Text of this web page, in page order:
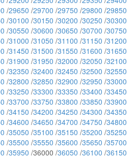
/29650 /29700 /29750 /29800 /29850
/30100 /30150 /30200 /30250 /30300
/30550 /30600 /30650 /30700 /30750
/31000 /31050 /31100 /31150 /31200
/31450 /31500 /31550 /31600 /31650
/31900 /31950 /32000 /32050 /32100
/32350 /32400 /32450 /32500 /32550
/32800 /32850 /32900 /32950 /33000
/33250 /33300 /33350 /33400 /33450
/33700 /33750 /33800 /33850 /33900
/34150 /34200 /34250 /34300 /34350
/34600 /34650 /34700 /34750 /34800
/35050 /35100 /35150 /35200 /35250
/35500 /35550 /35600 /35650 /35700
/35950 /36000 /36050 /36100 /36150